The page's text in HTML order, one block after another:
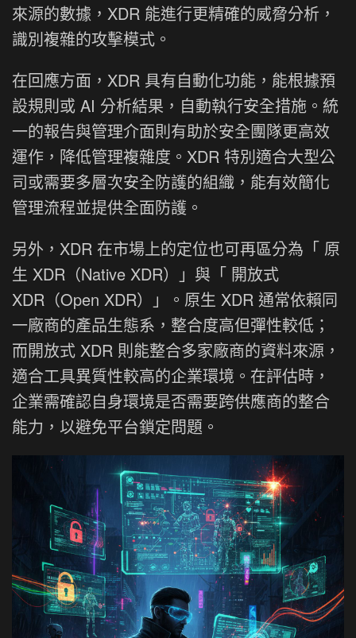
來源的數據，XDR 能進行更精確的威脅分析，
識別複雜的攻擊模式。
在回應方面，XDR 具有自動化功能，能根據預
設規則或 AI 分析結果，自動執行安全措施。統
一的報告與管理介面則有助於安全團隊更高效
運作，降低管理複雜度。XDR 特別適合大型公
司或需要多層次安全防護的組織，能有效簡化
管理流程並提供全面防護。
另外，XDR 在市場上的定位也可再區分為「 原
生 XDR（Native XDR）」與「 開放式
XDR（Open XDR）」。原生 XDR 通常依賴同
一廠商的產品生態系，整合度高但彈性較低；
而開放式 XDR 則能整合多家廠商的資料來源，
適合工具異質性較高的企業環境。在評估時，
企業需確認自身環境是否需要跨供應商的整合
能力，以避免平台鎖定問題。